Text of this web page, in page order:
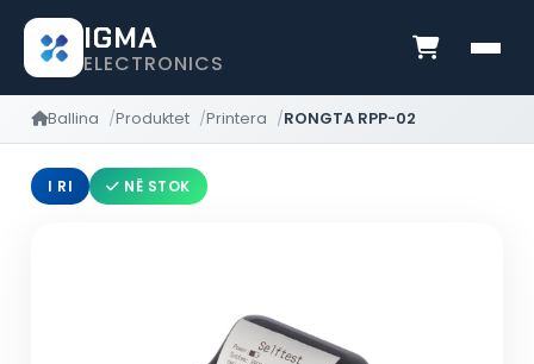
IGMA
ELECTRONICS
Ballina Produktet Printera RONGTA RPP-02
I RI NË STOK